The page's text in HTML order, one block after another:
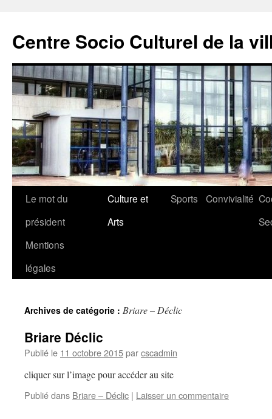
contenu
Centre Socio Culturel de la
Le mot du
président
Culture et
Arts
Sports Convivialité
Mentions
légales
Archives de catégorie : Briare – Déclic
Briare Déclic
Publié le 11 octobre 2015parcscadmin
cliquer sur l’image pour accéder au site
Publié dans Briare – Déclic | Laisser un commentaire